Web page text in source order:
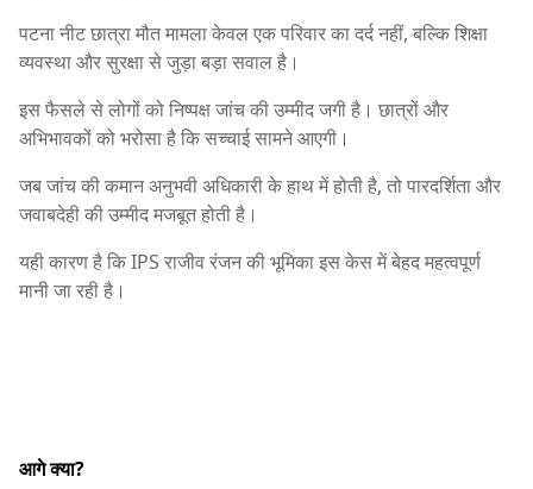
पटना नीट छात्रा मौत मामला केवल एक परिवार का दर्द नहीं, बल्कि शिक्षा
व्यवस्था और सुरक्षा से जुड़ा बड़ा सवाल है।
इस फैसले से लोगों को निष्पक्ष जांच की उम्मीद जगी है। छात्रों और
अभिभावकों को भरोसा है कि सच्चाई सामने आएगी।
जब जांच की कमान अनुभवी अधिकारी के हाथ में होती है, तो पारदर्शिता और
जवाबदेही की उम्मीद मजबूत होती है।
यही कारण है कि IPS राजीव रंजन की भूमिका इस केस में बेहद महत्वपूर्ण
मानी जा रही है।
आगे क्या?